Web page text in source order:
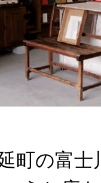
町の富